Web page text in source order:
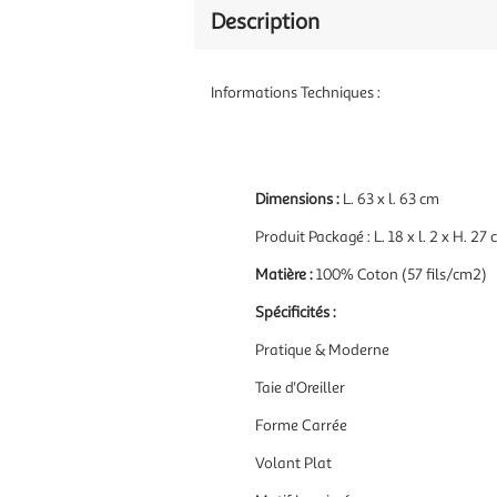
Description
Informations Techniques :
Dimensions : L. 63 x l. 63 cm
Produit Packagé : L. 18 x l. 2 x H. 27
Matière :100% Coton (57 fils/cm2)
Spécificités :
Pratique & Moderne
Taie d'Oreiller
Forme Carrée
Volant Plat